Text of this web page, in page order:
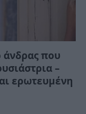
άνδρας που
–
ερωτευμένη